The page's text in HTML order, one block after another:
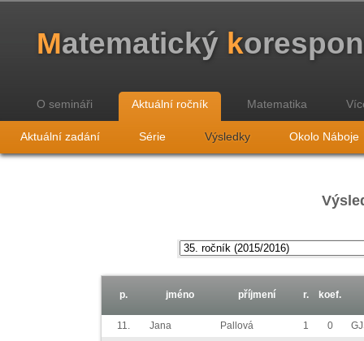
Matematický k
O semináři Aktuální ročník Matematika
Aktuální zadání Série Výsledky Okolo Náboje
p. jméno příjmení r. koef.
11. Jana Pallová 1 0